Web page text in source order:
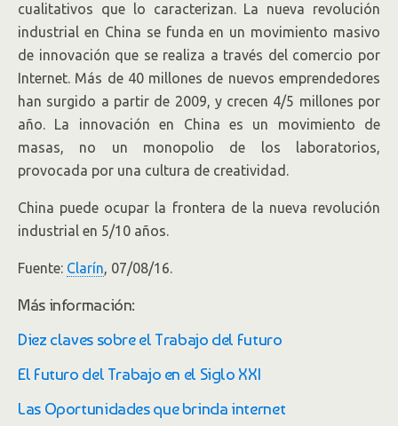
cualitativos que lo caracterizan. La nueva revolución
industrial en China se funda en un movimiento masivo
de innovación que se realiza a través del comercio por
Internet. Más de 40 millones de nuevos emprendedores
han surgido a partir de 2009, y crecen 4/5 millones por
año. La innovación en China es un movimiento de
masas, no un monopolio de los laboratorios,
provocada por una cultura de creatividad.
China puede ocupar la frontera de la nueva revolución
industrial en 5/10 años.
Fuente: Clarín, 07/08/16.
Más información:
Diez claves sobre el Trabajo del Futuro
El Futuro del Trabajo en el Siglo XXI
Las Oportunidades que brinda internet